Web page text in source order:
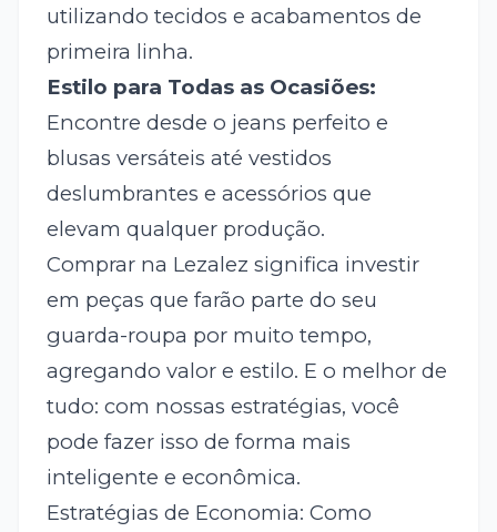
utilizando tecidos e acabamentos de
primeira linha.
Estilo para Todas as Ocasiões:
Encontre desde o jeans perfeito e
blusas versáteis até vestidos
deslumbrantes e acessórios que
elevam qualquer produção.
Comprar na Lezalez significa investir
em peças que farão parte do seu
guarda-roupa por muito tempo,
agregando valor e estilo. E o melhor de
tudo: com nossas estratégias, você
pode fazer isso de forma mais
inteligente e econômica.
Estratégias de Economia: Como